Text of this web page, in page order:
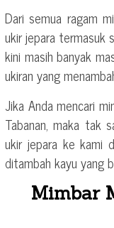
Dari semua ragam
ukir jepara termasuk
kini masih banyak
ukiran yang
Jika Anda mencari
Tabanan, maka tak
ukir jepara ke kami
ditambah kayu yang
Mimbar